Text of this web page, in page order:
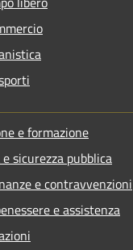
e formazione
sicurezza pubblica
e contravvenzioni
e assistenza